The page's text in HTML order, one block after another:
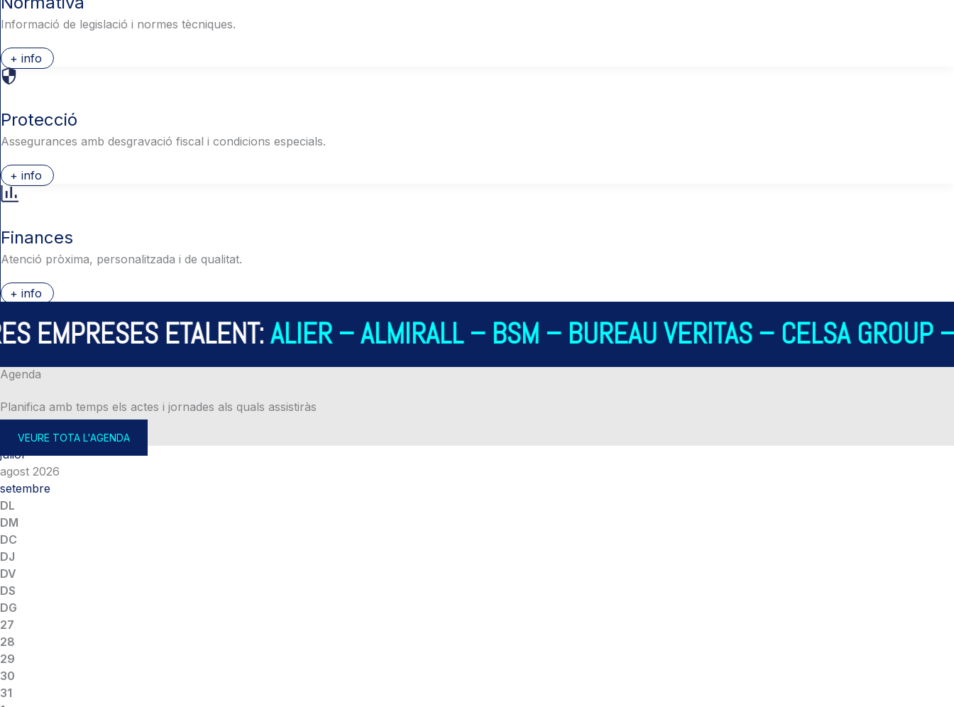
Informació de legislació i normes tècniques.
+ info
Protecció
Assegurances amb desgravació fiscal i condicions especials.
+ info
Finances
Atenció pròxima, personalitzada i de qualitat.
+ info
EMPRESES ETALENT:ALIER – ALMIRALL – BSM – BUREAU VERITAS – CELSA GROUP
Agenda
Planifica amb temps els actes i jornades als quals assistiràs
VEURE TOTA L'AGENDA
juliol
agost 2026
setembre
DL
DM
DC
DJ
DV
DS
DG
27
28
29
30
31